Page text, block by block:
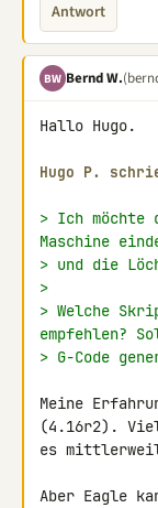
Antwort
BW Bernd W.
Hallo Hugo.
Hugo P.
> Ich möchte
Maschine
> und die
>
> Welche
empfehlen?
> G-Code
Meine
(4.16r2).
es
Aber Eagle